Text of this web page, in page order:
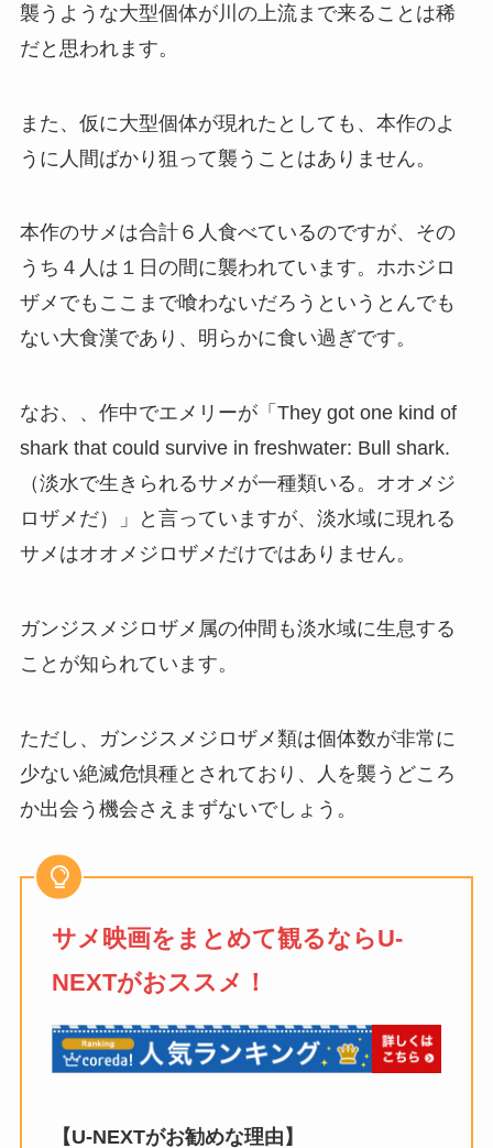
襲うような大型個体が川の上流まで来ることは稀
だと思われます。
また、仮に大型個体が現れたとしても、本作のよ
うに人間ばかり狙って襲うことはありません。
本作のサメは合計６人食べているのですが、その
うち４人は１日の間に襲われています。ホホジロ
ザメでもここまで喰わないだろうというとんでも
ない大食漢であり、明らかに食い過ぎです。
なお、、作中でエメリーが「They got one kind of
shark that could survive in freshwater: Bull shark.
（淡水で生きられるサメが一種類いる。オオメジ
ロザメだ）」と言っていますが、淡水域に現れる
サメはオオメジロザメだけではありません。
ガンジスメジロザメ属の仲間も淡水域に生息する
ことが知られています。
ただし、ガンジスメジロザメ類は個体数が非常に
少ない絶滅危惧種とされており、人を襲うどころ
か出会う機会さえまずないでしょう。
サメ映画をまとめて観るならU-
NEXTがおススメ！
【U-NEXTがお勧めな理由】